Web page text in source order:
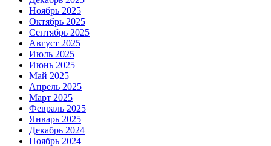
Ноябрь 2025
Октябрь 2025
Сентябрь 2025
Август 2025
Июль 2025
Июнь 2025
Май 2025
Апрель 2025
Март 2025
Февраль 2025
Январь 2025
Декабрь 2024
Ноябрь 2024